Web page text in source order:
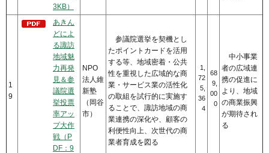
3KB）
1
9
あきん
どによ
る諏訪
地域魅
力再発
見＆参
議院選
挙投票
率アッ
プ大作
戦（P
DF：9
NPO
法人維
新塾
（岡谷
市）
参議院選挙を契機とし
たポイントカードを活用
する等、地域密着・公共
性を重視した広域的な商
業・サービス業の活性化
の取組を試行的に実施す
ることで、諏訪地域の商
業連携の深化や、顧客の
利便性向上、次世代の商
業者育成を図る
1,
72
5,
36
4
68
9,
00
0
中小事業
者の広域連
携の促進に
より、地域
の商業振興
が期待され
る